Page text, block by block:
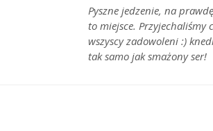
Pyszne jedzenie, na
to miejsce. Przyjechaliśmy
wszyscy zadowoleni :)
tak samo jak smażony ser!